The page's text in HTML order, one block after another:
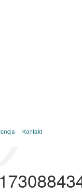
Kontakt